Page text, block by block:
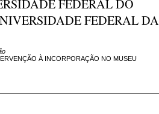
FEDERAL DO
FEDERAL DA
À INCORPORAÇÃO NO MUSEU